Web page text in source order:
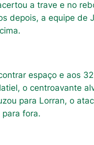
a trave e no
depois, a equipe de
espaço e aos
o centroavante
para Lorran, o
fora.